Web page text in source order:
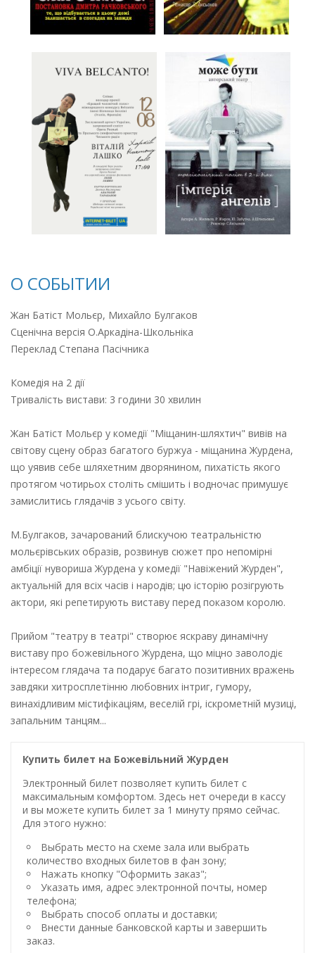
О СОБЫТИИ
Жан Батіст Мольєр, Михайло Булгаков
Сценічна версія О.Аркадіна-Школьніка
Переклад Степана Пасічника
Комедія на 2 дії
Тривалість вистави: 3 години 30 хвилин
Жан Батіст Мольєр у комедії "Міщанин-шляхтич" вивів на
світову сцену образ багатого буржуа - міщанина Журдена,
що уявив себе шляхетним дворянином, пихатість якого
протягом чотирьох століть смішить і водночас примушує
замислитись глядачів з усього світу.
М.Булгаков, зачарований блискучою театральністю
мольєрівських образів, розвинув сюжет про непомірні
амбіції нувориша Журдена у комедії "Навіжений Журден",
актуальній для всіх часів і народів; цю історію розігрують
актори, які репетирують виставу перед показом королю.
Прийом "театру в театрі" створює яскраву динамічну
виставу про божевільного Журдена, що міцно заволодіє
інтересом глядача та подарує багато позитивних вражень
завдяки хитросплетінню любовних інтриг, гумору,
винахідливим містифікаціям, веселій грі, іскрометній музиці,
запальним танцям...
Купить билет на Божевільний Журден
Электронный билет позволяет купить билет с
максимальным комфортом. Здесь нет очереди в кассу
и вы можете купить билет за 1 минуту прямо сейчас.
Для этого нужно:
Выбрать место на схеме зала или выбрать
количество входных билетов в фан зону;
Нажать кнопку "Оформить заказ";
Указать имя, адрес электронной почты, номер
телефона;
Выбрать способ оплаты и доставки;
Внести данные банковской карты и завершить
заказ.